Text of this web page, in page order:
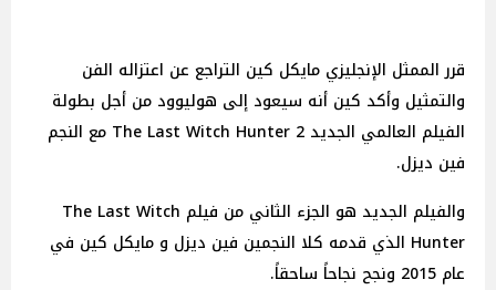
قرر الممثل الإنجليزي مايكل كين التراجع عن اعتزاله الفن
والتمثيل وأكد كين أنه سيعود إلى هوليوود من أجل بطولة
الفيلم العالمي الجديد The Last Witch Hunter 2 مع النجم
فين ديزل.
والفيلم الجديد هو الجزء الثاني من فيلم The Last Witch
Hunter الذي قدمه كلا النجمين فين ديزل و مايكل كين في
عام 2015 ونجح نجاحاً ساحقاً.